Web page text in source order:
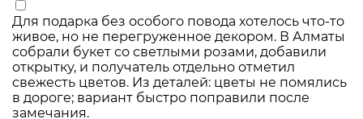
Для подарка без особого повода хотелось что-то
живое, но не перегруженное декором. В Алматы
собрали букет со светлыми розами, добавили
открытку, и получатель отдельно отметил
свежесть цветов. Из деталей: цветы не помялись
в дороге; вариант быстро поправили после
замечания.